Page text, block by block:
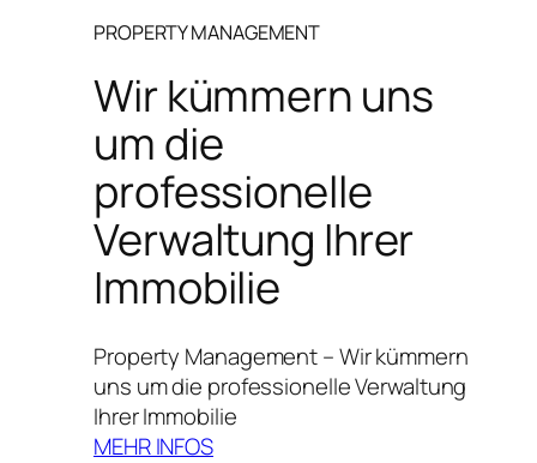
PROPERTY MANAGEMENT
Wir kümmern uns
um die
professionelle
Verwaltung Ihrer
Immobilie
Property Management – Wir kümmern
uns um die professionelle Verwaltung
Ihrer Immobilie
MEHR INFOS